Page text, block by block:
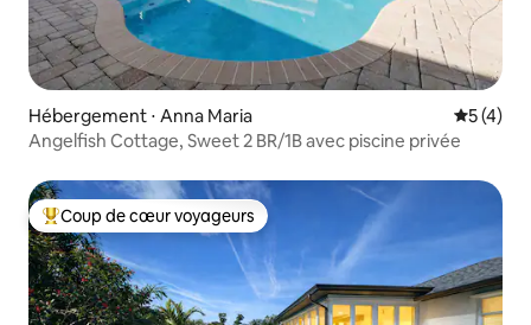
Hébergement ⋅ Anna Maria
5 (4)
Angelfish Cottage, Sweet 2 BR/1B avec piscine privée
Coups de cœur voyageurs les plus appréciés
Coup de cœur voyageurs